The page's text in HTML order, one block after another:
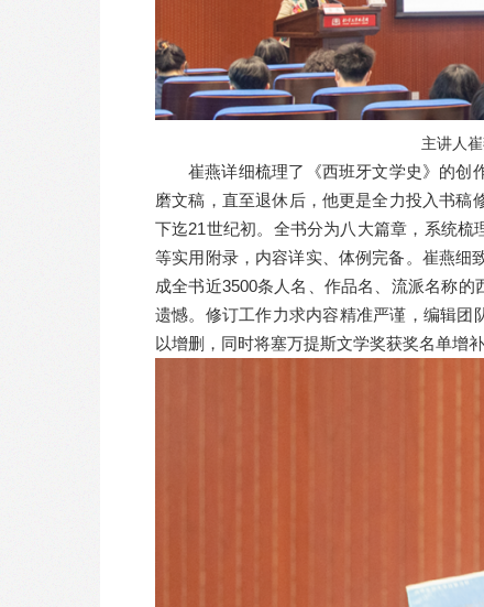
主讲人
崔燕详细梳理了《西班牙文学史》的创
磨文稿，直至退休后，他更是全力投入书稿
下迄21世纪初。全书分为八大篇章，系统
等实用附录，内容详实、体例完备。崔燕细
成全书近3500条人名、作品名、流派名称
遗憾。修订工作力求内容精准严谨，编辑
以增删，同时将塞万提斯文学奖获奖名单增